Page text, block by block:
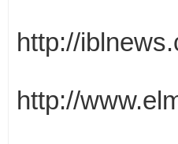
http://
http://